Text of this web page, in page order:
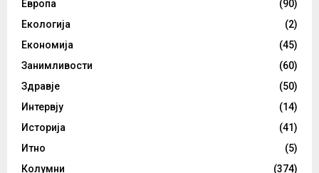
Европа
(90)
Екологија
(2)
Економија
(45)
Занимливости
(60)
Здравје
(50)
Интервју
(14)
Историја
(41)
Итно
(5)
Колумни
(374)